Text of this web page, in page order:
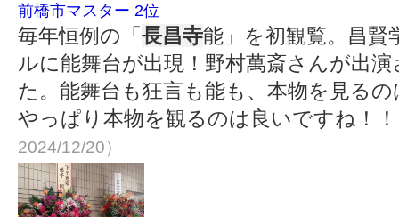
前橋市マスター 2位
毎年恒例の「長昌寺能」を初観覧。昌
ルに能舞台が出現！野村萬斎さんが出
た。能舞台も狂言も能も、本物を見る
やっぱり本物を観るのは良いですね！
2024/12/20）